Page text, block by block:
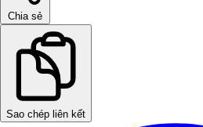
Chia sẻ
Sao chép liên kết